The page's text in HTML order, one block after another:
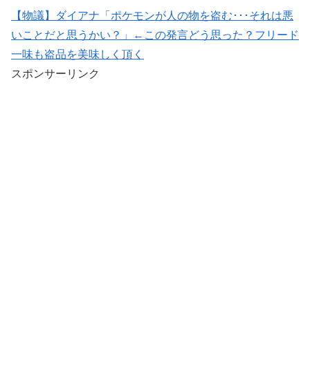
【物議】ダイアナ「ポケモンが人の物を盗む･･･それは悪
いことだと思うかい？」←この発言どう思った？フリード
一味も盗品を美味しく頂く
スポンサーリンク